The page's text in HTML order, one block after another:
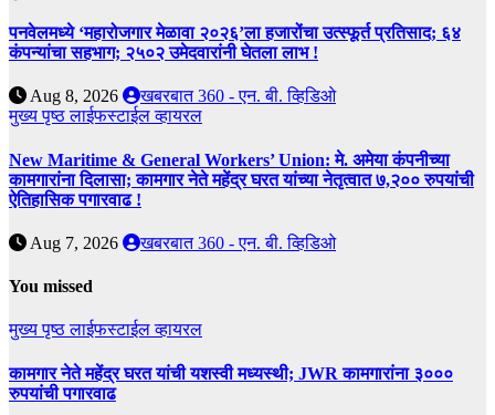
पनवेलमध्ये ‘महारोजगार मेळावा २०२६’ला हजारोंचा उत्स्फूर्त प्रतिसाद; ६४
कंपन्यांचा सहभाग; २५०२ उमेदवारांनी घेतला लाभ !
Aug 8, 2026
खबरबात 360 - एन. बी. व्हिडिओ
मुख्य पृष्ठलाईफस्टाईलव्हायरल
New Maritime & General Workers’ Union: मे. अमेया कंपनीच्या
कामगारांना दिलासा; कामगार नेते महेंद्र घरत यांच्या नेतृत्वात ७,२०० रुपयांची
ऐतिहासिक पगारवाढ !
Aug 7, 2026 खबरबात 360 - एन. बी. व्हिडिओ
You missed
मुख्य पृष्ठलाईफस्टाईलव्हायरल
कामगार नेते महेंद्र घरत यांची यशस्वी मध्यस्थी; JWR कामगारांना ३०००
रुपयांची पगारवाढ